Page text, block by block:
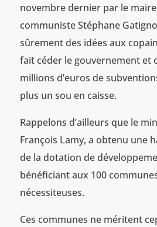
novembre dernier par le maire
communiste Stéphane
sûrement des idées aux
fait céder le gouvernement et
millions d’euros de
plus un sou en caisse.
Rappelons d’ailleurs que le
François Lamy, a obtenu une
de la dotation de
bénéficiant aux 100
nécessiteuses.
Ces communes ne méritent